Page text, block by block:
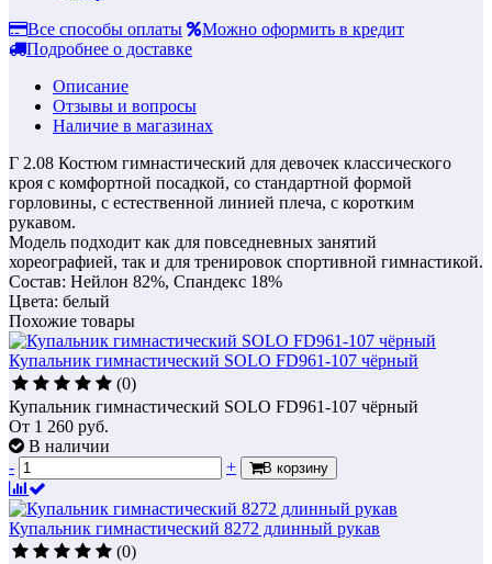
Все способы оплаты
Можно оформить в кредит
Подробнее о доставке
Описание
Отзывы и вопросы
Наличие в магазинах
Г 2.08 Костюм гимнастический для девочек классического
кроя с комфортной посадкой, со стандартной формой
горловины, с естественной линией плеча, с коротким
рукавом.
Модель подходит как для повседневных занятий
хореографией, так и для тренировок спортивной гимнастикой.
Состав: Нейлон 82%, Спандекс 18%
Цвета: белый
Похожие товары
Купальник гимнастический SOLO FD961-107 чёрный
(0)
Купальник гимнастический SOLO FD961-107 чёрный
От 1 260 руб.
В наличии
-
+ В корзину
Купальник гимнастический 8272 длинный рукав
(0)